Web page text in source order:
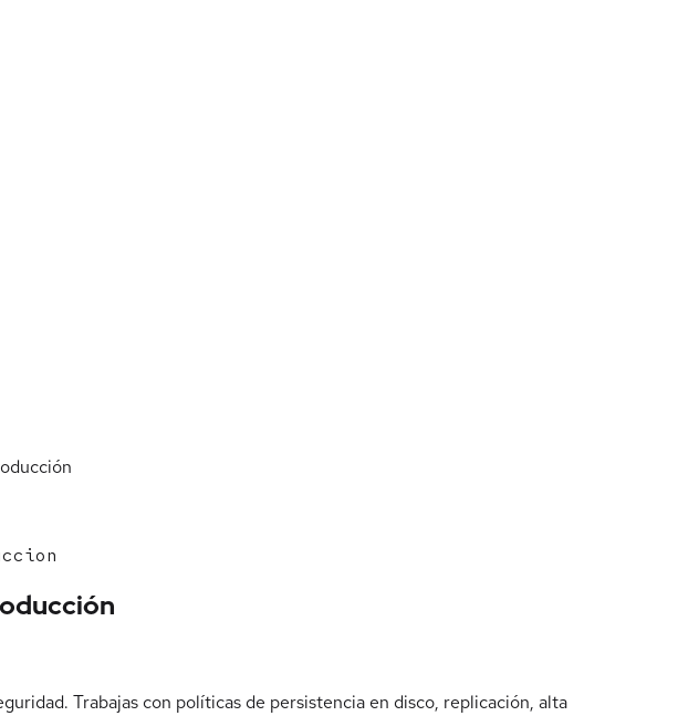
Trabajas con políticas de persistencia en disco, replicación, alta